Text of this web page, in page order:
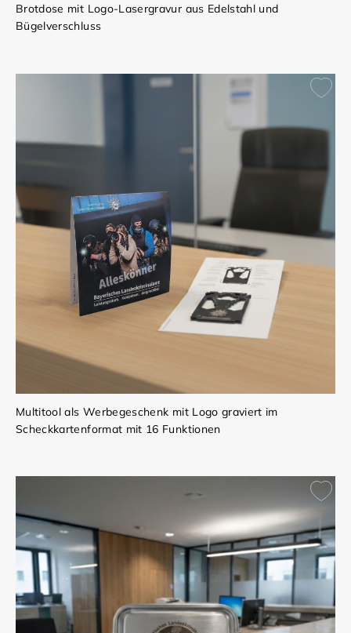
Brotdose mit Logo-Lasergravur aus Edelstahl und
Bügelverschluss
Multitool als Werbegeschenk mit Logo graviert im
Scheckkartenformat mit 16 Funktionen